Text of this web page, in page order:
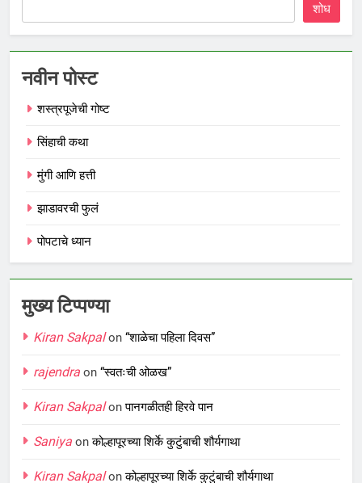
शोध
नवीन पोस्ट
शस्त्रपूजेची गोष्ट
सिंहाची कथा
मुंगी आणि हत्ती
झाडावरची फुलं
पोपटाचे ध्यान
मुख्य टिप्पण्या
Kiran Sakpalon “शाळेचा पहिला दिवस”
rajendra on “स्वतःची ओळख”
Kiran Sakpalonपानगळीतही हिरवे पान
Saniya onकोल्हापूरच्या शिर्के कुटुंबाची शौर्यगाथा
Kiran Sakpalonकोल्हापूरच्या शिर्के कुटुंबाची शौर्यगाथा